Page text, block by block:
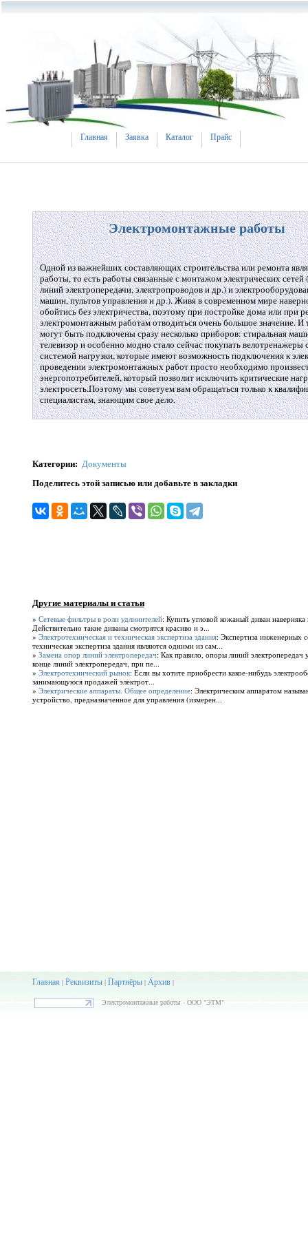
Главная Заявка Каталог Прайс
Электромонтажные работы
Одной из важнейших составляющих строительства или ремонта
работы, то есть работы связанные с монтажом электрических
линий электропередачи, электропроводов и др.) и
машин, пультов управления и др.). Живя в современном мире
обойтись без электричества, поэтому при постройке дома или при
электромонтажным работам отводиться очень большое значение. И
могут быть подключены сразу несколько приборов: стиральная
телевизор и особенно модно стало сейчас покупать велотренажеры
системой нагрузки, которые имеют возможность подключения к
проведении электромонтажных работ просто необходимо
энергопотребителей, который позволит исключить критические
электросеть.Поэтому мы советуем вам обращаться только к
специалистам, знающим свое дело.
Категории: Документы
Поделитесь этой записью или добавьте в закладки
Другие материалы и статьи
» Сетевые фильтры в роли удлинителей: Купить угловой кожаный диван
Действительно такие диваны смотрятся красиво и э...
» Электротехническая и техническая экспертиза здания: Экспертиза инженерных
техническая экспертиза здания являются одними из сам...
» Замена опор линий электропередач: Как правило, опоры линий электропередач
конце линий электропередач, при пе...
» Электротехнический рынок: Если вы хотите приобрести какое-нибудь
занимающуюся продажей электрот...
» Электрические аппараты. Общее определение: Электрическим аппаратом
устройство, предназначенное для управления (измерен...
Главная| Реквизиты| Партнёры| Архив|
Электромонтажные работы - ООО "ЭТМ"